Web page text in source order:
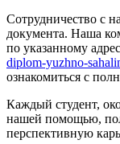
Сотрудничество с
документа. Наша
по указанному
diplom-yuzhno-
ознакомиться с
Каждый студент,
нашей помощью,
перспективную